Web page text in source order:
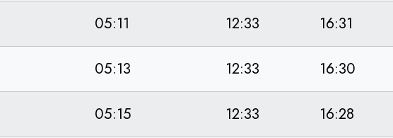
05:11 12:33 16:31
05:13 12:33 16:30
05:15 12:33 16:28